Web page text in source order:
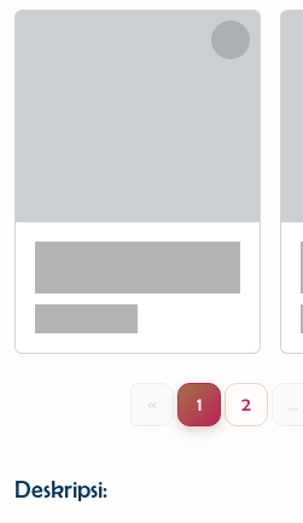
1 2
Deskripsi: